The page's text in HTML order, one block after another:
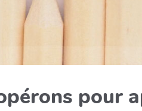
pour